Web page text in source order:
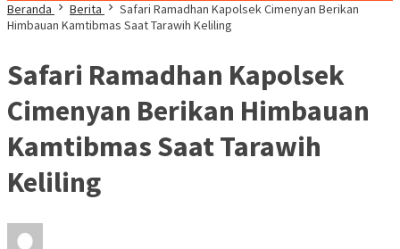
Beranda
Berita
Safari Ramadhan Kapolsek Cimenyan Berikan
Himbauan Kamtibmas Saat Tarawih Keliling
Safari Ramadhan Kapolsek
Cimenyan Berikan Himbauan
Kamtibmas Saat Tarawih
Keliling